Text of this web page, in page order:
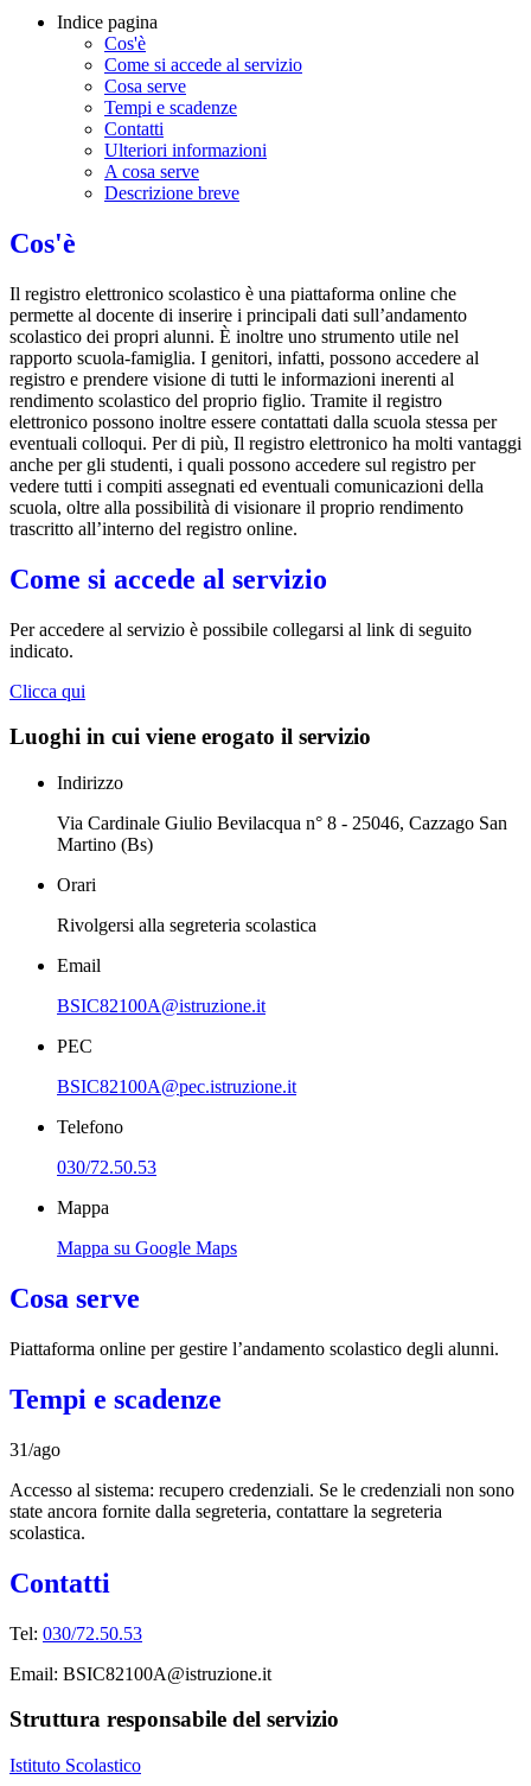
Indice pagina
Cos'è
Come si accede al servizio
Cosa serve
Tempi e scadenze
Contatti
Ulteriori informazioni
A cosa serve
Descrizione breve
Cos'è
Il registro elettronico scolastico è una piattaforma online che
permette al docente di inserire i principali dati sull’andamento
scolastico dei propri alunni. È inoltre uno strumento utile nel
rapporto scuola-famiglia. I genitori, infatti, possono accedere al
registro e prendere visione di tutti le informazioni inerenti al
rendimento scolastico del proprio figlio. Tramite il registro
elettronico possono inoltre essere contattati dalla scuola stessa per
eventuali colloqui. Per di più, Il registro elettronico ha molti vantaggi
anche per gli studenti, i quali possono accedere sul registro per
vedere tutti i compiti assegnati ed eventuali comunicazioni della
scuola, oltre alla possibilità di visionare il proprio rendimento
trascritto all’interno del registro online.
Come si accede al servizio
Per accedere al servizio è possibile collegarsi al link di seguito
indicato.
Clicca qui
Luoghi in cui viene erogato il servizio
Indirizzo
Via Cardinale Giulio Bevilacqua n° 8 - 25046, Cazzago San
Martino (Bs)
Orari
Rivolgersi alla segreteria scolastica
Email
BSIC82100A@istruzione.it
PEC
BSIC82100A@pec.istruzione.it
Telefono
030/72.50.53
Mappa
Mappa su Google Maps
Cosa serve
Piattaforma online per gestire l’andamento scolastico degli alunni.
Tempi e scadenze
31/ago
Accesso al sistema: recupero credenziali. Se le credenziali non sono
state ancora fornite dalla segreteria, contattare la segreteria
scolastica.
Contatti
Tel: 030/72.50.53
Email: BSIC82100A@istruzione.it
Struttura responsabile del servizio
Istituto Scolastico